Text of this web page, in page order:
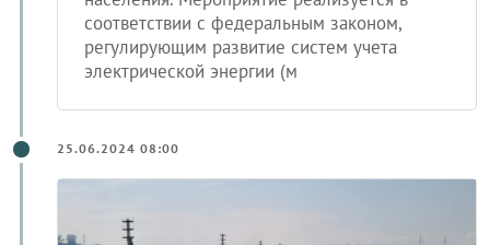
соответствии с федеральным законом,
регулирующим развитие систем учета
электрической энергии (м
25.06.2024 08:00